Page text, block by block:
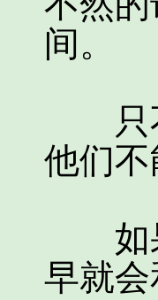
间。
只不
他们
如果
早就